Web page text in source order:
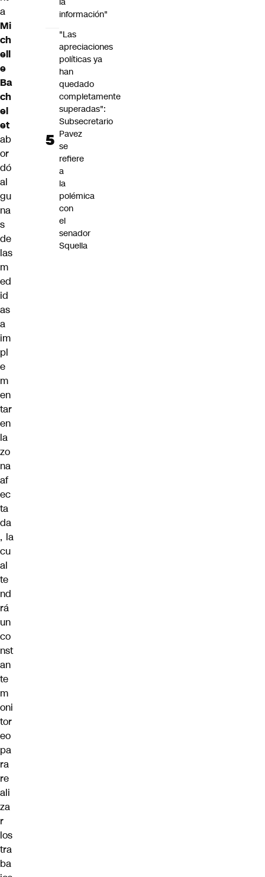
a
Mi
ch
ell
e
Ba
ch
el
et
ab
or
dó
al
gu
na
s
de
las
m
ed
id
as
a
im
pl
e
m
en
tar
en
la
zo
na
af
ec
ta
da
, la
cu
al
te
nd
rá
un
co
nst
an
te
m
oni
tor
eo
pa
ra
re
ali
za
r
los
tra
ba
información"
"Las
apreciaciones
políticas ya
han
quedado
completamente
superadas":
Subsecretario
Pavez
se
refiere
a
la
polémica
con
el
senador
Squella